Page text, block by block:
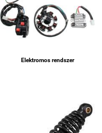
Elektromos rendszer